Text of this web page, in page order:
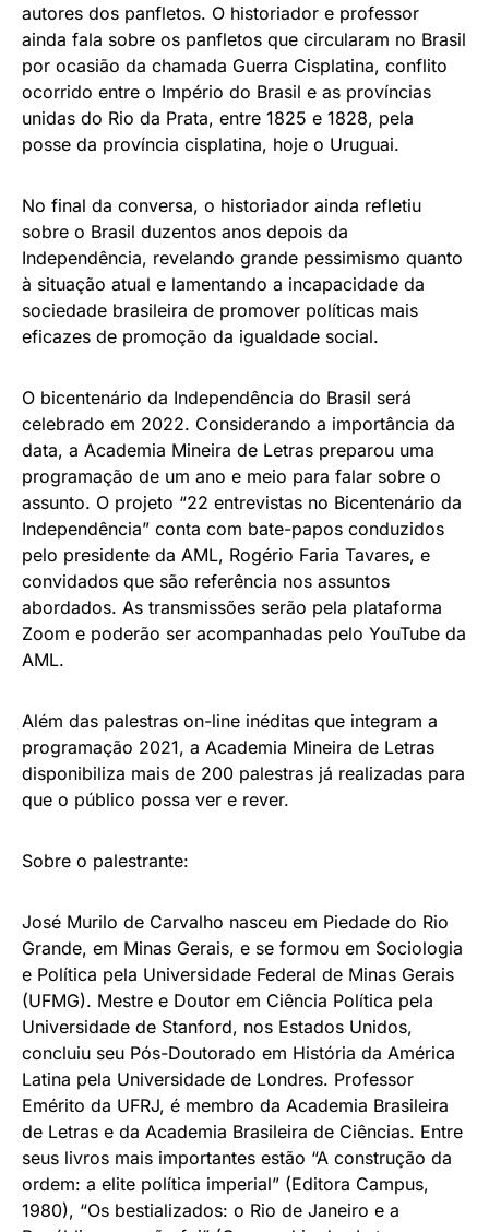
autores dos panfletos. O historiador e professor
ainda fala sobre os panfletos que circularam no Brasil
por ocasião da chamada Guerra Cisplatina, conflito
ocorrido entre o Império do Brasil e as províncias
unidas do Rio da Prata, entre 1825 e 1828, pela
posse da província cisplatina, hoje o Uruguai.
No final da conversa, o historiador ainda refletiu
sobre o Brasil duzentos anos depois da
Independência, revelando grande pessimismo quanto
à situação atual e lamentando a incapacidade da
sociedade brasileira de promover políticas mais
eficazes de promoção da igualdade social.
O bicentenário da Independência do Brasil será
celebrado em 2022. Considerando a importância da
data, a Academia Mineira de Letras preparou uma
programação de um ano e meio para falar sobre o
assunto. O projeto “22 entrevistas no Bicentenário da
Independência” conta com bate-papos conduzidos
pelo presidente da AML, Rogério Faria Tavares, e
convidados que são referência nos assuntos
abordados. As transmissões serão pela plataforma
Zoom e poderão ser acompanhadas pelo YouTube da
AML.
Além das palestras on-line inéditas que integram a
programação 2021, a Academia Mineira de Letras
disponibiliza mais de 200 palestras já realizadas para
que o público possa ver e rever.
Sobre o palestrante:
José Murilo de Carvalho nasceu em Piedade do Rio
Grande, em Minas Gerais, e se formou em Sociologia
e Política pela Universidade Federal de Minas Gerais
(UFMG). Mestre e Doutor em Ciência Política pela
Universidade de Stanford, nos Estados Unidos,
concluiu seu Pós-Doutorado em História da América
Latina pela Universidade de Londres. Professor
Emérito da UFRJ, é membro da Academia Brasileira
de Letras e da Academia Brasileira de Ciências. Entre
seus livros mais importantes estão “A construção da
ordem: a elite política imperial” (Editora Campus,
1980), “Os bestializados: o Rio de Janeiro e a